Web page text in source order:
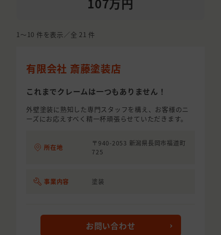
1〜10 件を表示／全 21 件
有限会社 斎藤塗装店
これまでクレームは一つもありません！
外壁塗装に熟知した専門スタッフを構え、お客様のニ
ーズにお応えすべく精一杯頑張らせていただきます。
所在地
〒940-2053 新潟県長岡市福道町
725
事業内容 塗装
お問い合わせ